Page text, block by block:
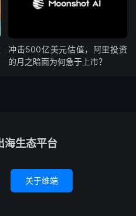
冲击500亿美元估值，阿里投资
的月之暗面为何急于上市？
海生态平台
关于维端